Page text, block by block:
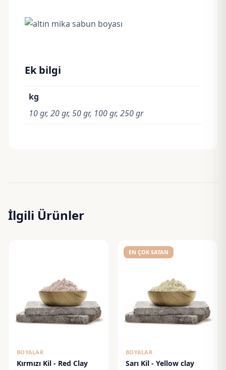
Ek bilgi
kg
10 gr, 20 gr, 50 gr, 100 gr, 250 gr
İlgili Ürünler
BOYALAR
Kırmızı Kil - Red Clay
EN ÇOK SATAN
BOYALAR
Sarı Kil - Yellow clay